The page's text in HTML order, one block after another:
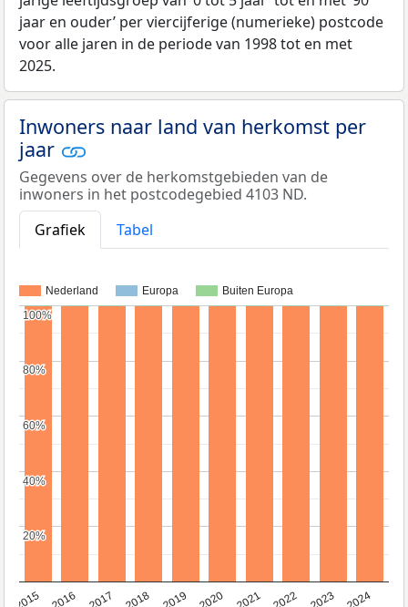
jaar en ouder’ per viercijferige (numerieke) postcode
voor alle jaren in de periode van 1998 tot en met
2025.
Inwoners naar land van herkomst per
jaar
Gegevens over de herkomstgebieden van de
inwoners in het postcodegebied 4103 ND.
Grafiek
Tabel
Nederland Europa Buiten Europa
2015 2016 2017 2018 2019 2020 2021 2022 2023 2024
20%
20%
40%
40%
60%
60%
80%
80%
100%
100%